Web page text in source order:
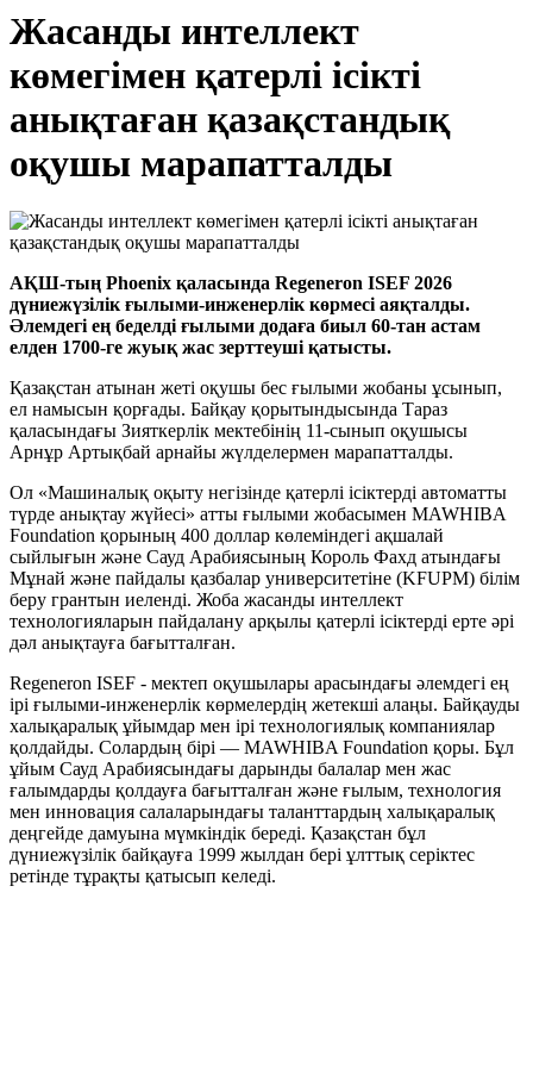
Жасанды интеллект
көмегімен қатерлі ісікті
анықтаған қазақстандық
оқушы марапатталды
АҚШ-тың Phoenix қаласында Regeneron ISEF 2026
дүниежүзілік ғылыми-инженерлік көрмесі аяқталды.
Әлемдегі ең беделді ғылыми додаға биыл 60-тан астам
елден 1700-ге жуық жас зерттеуші қатысты.
Қазақстан атынан жеті оқушы бес ғылыми жобаны ұсынып,
ел намысын қорғады. Байқау қорытындысында Тараз
қаласындағы Зияткерлік мектебінің 11-сынып оқушысы
Арнұр Артықбай арнайы жүлделермен марапатталды.
Ол «Машиналық оқыту негізінде қатерлі ісіктерді автоматты
түрде анықтау жүйесі» атты ғылыми жобасымен MAWHIBA
Foundation қорының 400 доллар көлеміндегі ақшалай
сыйлығын және Сауд Арабиясының Король Фахд атындағы
Мұнай және пайдалы қазбалар университетіне (KFUPM) білім
беру грантын иеленді. Жоба жасанды интеллект
технологияларын пайдалану арқылы қатерлі ісіктерді ерте әрі
дәл анықтауға бағытталған.
Regeneron ISEF - мектеп оқушылары арасындағы әлемдегі ең
ірі ғылыми-инженерлік көрмелердің жетекші алаңы. Байқауды
халықаралық ұйымдар мен ірі технологиялық компаниялар
қолдайды. Солардың бірі — MAWHIBA Foundation қоры. Бұл
ұйым Сауд Арабиясындағы дарынды балалар мен жас
ғалымдарды қолдауға бағытталған және ғылым, технология
мен инновация салаларындағы таланттардың халықаралық
деңгейде дамуына мүмкіндік береді. Қазақстан бұл
дүниежүзілік байқауға 1999 жылдан бері ұлттық серіктес
ретінде тұрақты қатысып келеді.